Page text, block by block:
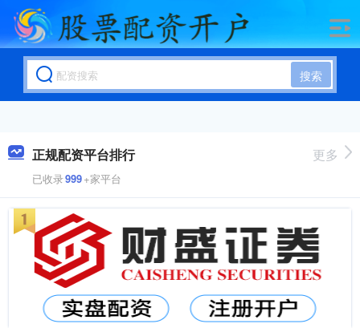
搜索
正规配资平台排行
已收录999+家平台
更多